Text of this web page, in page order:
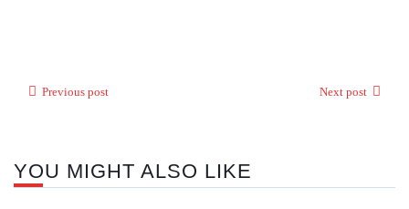
Previous post Next post
YOU MIGHT ALSO LIKE